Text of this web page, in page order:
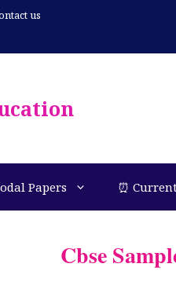
us
Papers ⏰
Cbse